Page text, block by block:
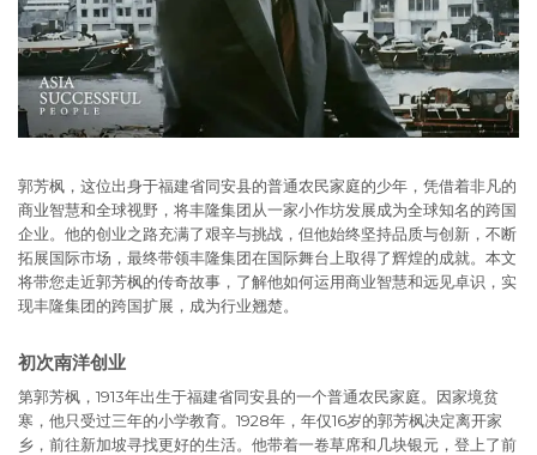
郭芳枫，这位出身于福建省同安县的普通农民家庭的少年，凭借着非凡的
商业智慧和全球视野，将丰隆集团从一家小作坊发展成为全球知名的跨国
企业。他的创业之路充满了艰辛与挑战，但他始终坚持品质与创新，不断
拓展国际市场，最终带领丰隆集团在国际舞台上取得了辉煌的成就。本文
将带您走近郭芳枫的传奇故事，了解他如何运用商业智慧和远见卓识，实
现丰隆集团的跨国扩展，成为行业翘楚。
初次南洋创业
第郭芳枫，1913年出生于福建省同安县的一个普通农民家庭。因家境贫
寒，他只受过三年的小学教育。1928年，年仅16岁的郭芳枫决定离开家
乡，前往新加坡寻找更好的生活。他带着一卷草席和几块银元，登上了前